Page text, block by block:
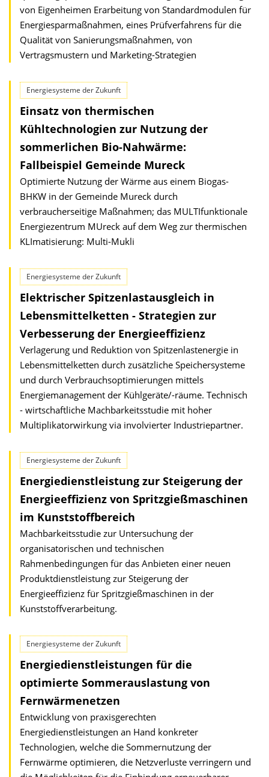
von Eigenheimen Erarbeitung von Standardmodulen für
Energiesparmaßnahmen, eines Prüfverfahrens für die
Qualität von Sanierungsmaßnahmen, von
Vertragsmustern und Marketing-Strategien
Energiesysteme der Zukunft
Einsatz von thermischen
Kühltechnologien zur Nutzung der
sommerlichen Bio-Nahwärme:
Fallbeispiel Gemeinde Mureck
Optimierte Nutzung der Wärme aus einem Biogas-
BHKW in der Gemeinde Mureck durch
verbraucherseitige Maßnahmen; das MULTIfunktionale
Energiezentrum MUreck auf dem Weg zur thermischen
KLImatisierung: Multi-Mukli
Energiesysteme der Zukunft
Elektrischer Spitzenlastausgleich in
Lebensmittelketten - Strategien zur
Verbesserung der Energieeffizienz
Verlagerung und Reduktion von Spitzenlastenergie in
Lebensmittelketten durch zusätzliche Speichersysteme
und durch Verbrauchsoptimierungen mittels
Energiemanagement der Kühlgeräte/-räume. Technisch
- wirtschaftliche Machbarkeitsstudie mit hoher
Multiplikatorwirkung via involvierter Industriepartner.
Energiesysteme der Zukunft
Energiedienstleistung zur Steigerung der
Energieeffizienz von Spritzgießmaschinen
im Kunststoffbereich
Machbarkeitsstudie zur Untersuchung der
organisatorischen und technischen
Rahmenbedingungen für das Anbieten einer neuen
Produktdienstleistung zur Steigerung der
Energieeffizienz für Spritzgießmaschinen in der
Kunststoffverarbeitung.
Energiesysteme der Zukunft
Energiedienstleistungen für die
optimierte Sommerauslastung von
Fernwärmenetzen
Entwicklung von praxisgerechten
Energiedienstleistungen an Hand konkreter
Technologien, welche die Sommernutzung der
Fernwärme optimieren, die Netzverluste verringern und